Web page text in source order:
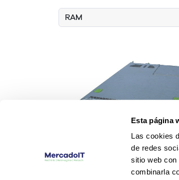
Esta página
Las cookies
de redes
sitio web con
combinarla
Cisco UCS C220 M3 SFF